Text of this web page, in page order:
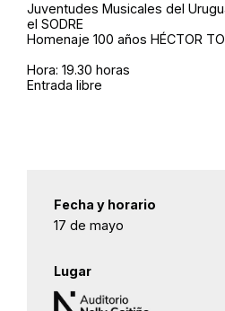
Juventudes Musicales del
el SODRE
Homenaje 100 años HÉCTOR
Hora: 19.30 horas
Entrada libre
Fecha y horario
17 de mayo
Lugar